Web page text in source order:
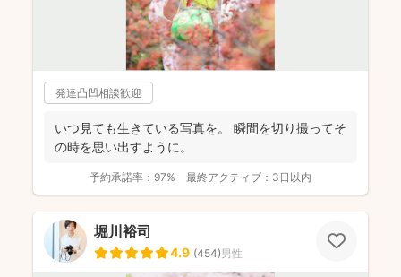
発達凸凹相談歓迎
いつ見ても生きている写真を。 瞬間を切り撮ってそ
の時を思い出すように。
予約承諾率： 97% 最終アクティブ： 3日以内
堀川裕司
4.9 (454)男性